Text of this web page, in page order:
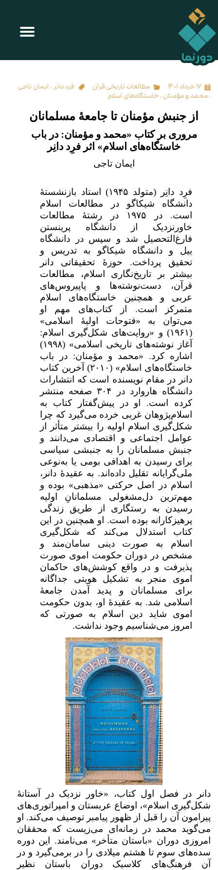
۱۷ خرداد ۱۴۰۱ مطالعات تاریخی قرآن فرد دانر ، ایمان تاجی
، محمد و مؤمنان ، خاستگاه‌های اسلام
از جنبش مؤمنان تا جامعهٔ مسلمانان
مروری بر کتاب «محمد و مؤمنان: در باب
خاستگاه‌های اسلام» اثر فرِد دانِر
ایمان تاجی
فرِد دانِر (متولد ۱۹۴۵) استاد بازنشستۀ
دانشگاه شیکاگو در مطالعات اسلام
است. در ۱۹۷۵ در رشتهٔ مطالعات
خاورنزدیک از دانشگاه پرینستن
فارغ‌التحصیل شد و سپس در دانشگاه
ییل و دانشگاه شیکاگو به تدریس و
تحقیق پرداخت. حوزۀ تحقیقاتی دانر
بیشتر بر تاریخ‌نگاری اسلام، مطالعات
قرآن، دست‌نوشته‌ها و پاپیروس‌های
عربی و همچنین خاستگاه‌های اسلام
متمرکز است. از کتاب‌های مهم او
می‌توان به «فتوحات اولیۀ اسلامی»
(۱۹۶۱) و «روایت‌های شکل‌گیری اسلام:
آغاز نوشته‌های تاریخی اسلامی» (۱۹۹۸)
اشاره کرد. «محمد و مؤمنان: در باب
خاستگاه‌های اسلام» (۲۰۱۰)
آخرین کتاب
دانر در مقام نویسنده است که انتشارات
دانشگاه هاروارد در ۳۰۴ صفحه منتشر
کرده است. او در پیش‌گفتار کتاب به
اسلام‌پژوهان غربی خرده می‌گیرد که چرا
شکل‌گیری اسلام اولیه را بیشتر متأثر از
عوامل اجتماعی و اقتصادی می‌دانند و
جنبش مسلمانان را به جنبشی سیاسی
برای رسیدن به اهدافی بومی یا به‌نوعی
ملی‌گرایانه تقلیل داده‌اند. به عقیدۀ دانر،
اسلام در اصل حرکتی «مذهبی» بوده و
مهم‌ترین دل‌مشغولی مسلمانانِ اولیه
رسیدن به رستگاری از طریق زندگی
پرهیزکارانه بوده است. او همچنین در این
کتاب استدلال می‌کند که شکل‌گیری
اسلام به صورت دینی سامان‌مند و
مشخص در دوران حکومت اموی صورت
پذیرفت و در واقع کوشش‌های حاکمان
اموی منجر به تشکیل هویتی جداگانه
برای مسلمانان و پدید آمدن جامعۀ
اسلامی شد. به عقیدۀ او، بدون حکومت
اموی شاید دین اسلام به صورتی که
امروز می‌شناسیم وجود نداشت.
دانر در فصل اول کتاب، «خاور نزدیک در آستانۀ
شکل‌گیری اسلام»، اوضاع عربستان و امپراتوری‌های
پیرامون آن را قبل از ظهور پیامبر توصیف می‌کند. او
می‌گوید محمد در زمانه‌ای می‌زیست که محققان
امروزی دوران «باستان متأخر» می‌نامند. این دوره‌
سده‌های سوم تا هشتم میلادی را در برمی‌گیرد و در
آن فرهنگ‌های کلاسیک دوران باستان نظیر